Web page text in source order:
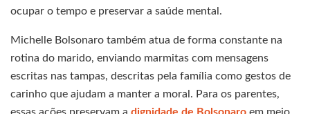
ocupar o tempo e preservar a saúde mental.
Michelle Bolsonaro também atua de forma constante na
rotina do marido, enviando marmitas com mensagens
escritas nas tampas, descritas pela família como gestos de
carinho que ajudam a manter a moral. Para os parentes,